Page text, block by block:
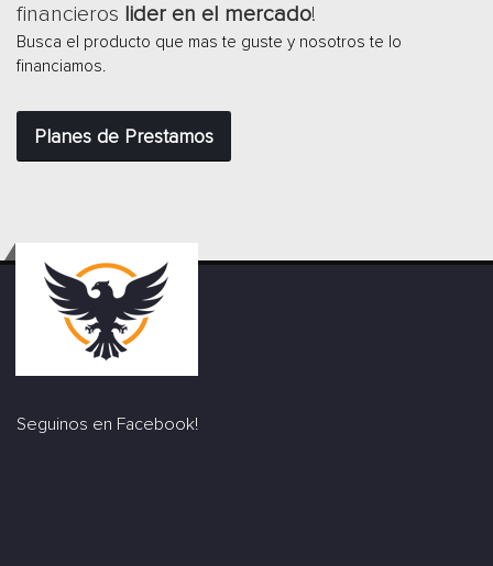
financieros lider en el mercado!
Busca el producto que mas te guste y nosotros te lo
financiamos.
Planes de Prestamos
Seguinos en Facebook!